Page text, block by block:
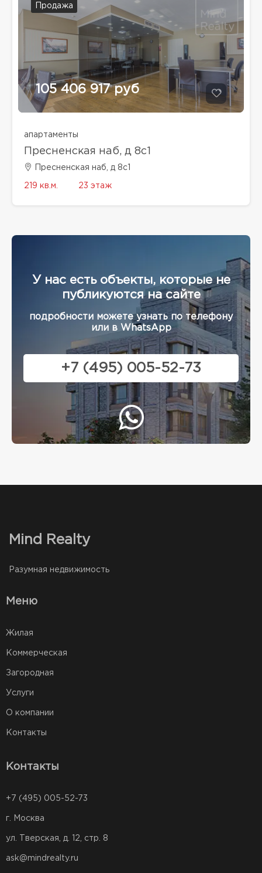
Продажа
105 406 917 руб
апартаменты
Пресненская наб, д 8с1
Пресненская наб, д 8с1
219 кв.м. 23 этаж
У нас есть объекты, которые не
публикуются на сайте
подробности можете узнать по телефону
или в WhatsApp
+7 (495) 005-52-73
Mind Realty
Разумная недвижимость
Меню
Жилая
Коммерческая
Загородная
Услуги
О компании
Контакты
Контакты
+7 (495) 005-52-73
г. Москва
ул. Тверская, д. 12, стр. 8
ask@mindrealty.ru